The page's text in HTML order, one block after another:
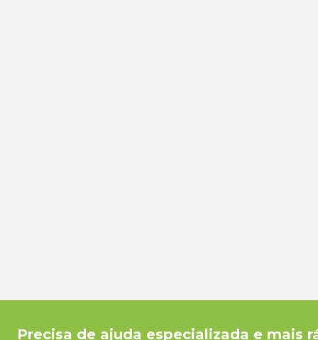
Precisa de ajuda especializada e mais